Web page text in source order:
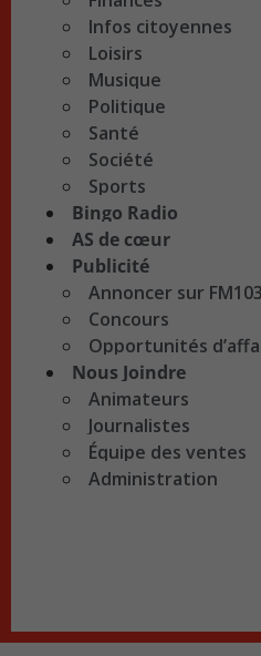
Infos citoyennes
Loisirs
Musique
Politique
Santé
Société
Sports
Bingo Radio
AS de cœur
Publicité
Annoncer sur
Concours
Opportunités
Nous Joindre
Animateurs
Journalistes
Équipe des ventes
Administration